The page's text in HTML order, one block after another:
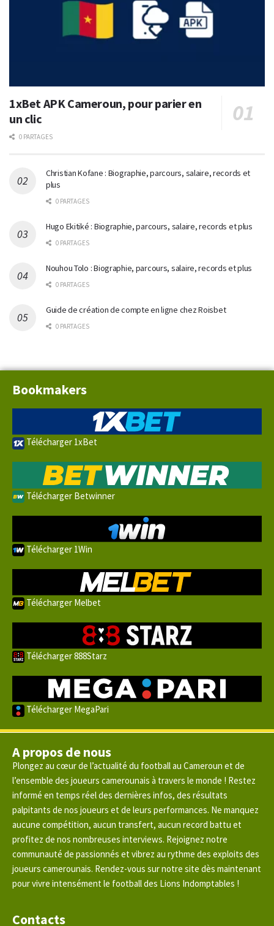
1xBet APK Cameroun, pour parier en
un clic
0 PARTAGES
Christian Kofane : Biographie, parcours, salaire, records et
plus
0 PARTAGES
Hugo Ekitiké : Biographie, parcours, salaire, records et plus
0 PARTAGES
Nouhou Tolo : Biographie, parcours, salaire, records et plus
0 PARTAGES
Guide de création de compte en ligne chez Roisbet
0 PARTAGES
Bookmakers
Télécharger 1xBet
Télécharger Betwinner
Télécharger 1Win
Télécharger Melbet
Télécharger 888Starz
Télécharger MegaPari
A propos de nous
Plongez au cœur de l’actualité du football au Cameroun et de
l’ensemble des joueurs camerounais à travers le monde ! Restez
informé en temps réel des dernières infos, des résultats
palpitants de nos joueurs et de leurs performances. Ne manquez
aucune compétition, aucun transfert, aucun record battu et
profitez de nos nombreuses interviews. Rejoignez notre
communauté de passionnés et vibrez au rythme des exploits des
joueurs camerounais. Rendez-vous sur notre site dès maintenant
pour vivre intensément le football des Lions Indomptables !
Contacts